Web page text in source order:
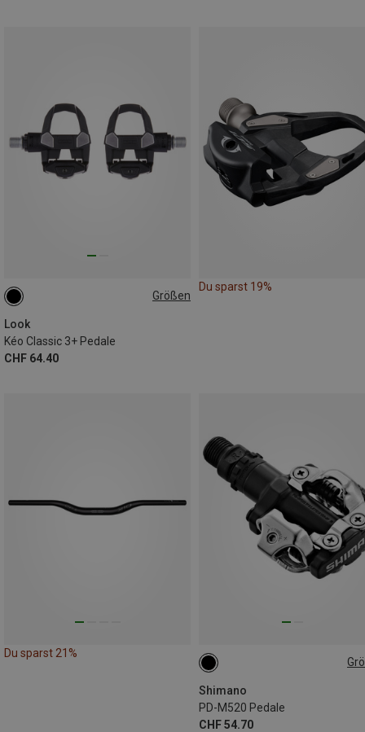
Größen
Look
Kéo Classic 3+ Pedale
CHF 64.40
ONE SIZE
Du sparst 19%
Du sparst 21%
Shimano
PD-M520 Pedale
CHF 54.70
ONE SIZE